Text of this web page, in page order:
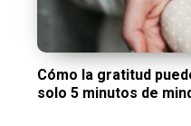
Cómo la gratitud
solo 5 minutos de